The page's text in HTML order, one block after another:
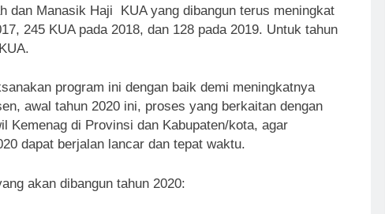
dan Manasik Haji KUA yang dibangun terus meningkat
245 KUA pada 2018, dan 128 pada 2019. Untuk tahun
program ini dengan baik demi meningkatnya
awal tahun 2020 ini, proses yang berkaitan dengan
Kemenag di Provinsi dan Kabupaten/kota, agar
dapat berjalan lancar dan tepat waktu.
akan dibangun tahun 2020: